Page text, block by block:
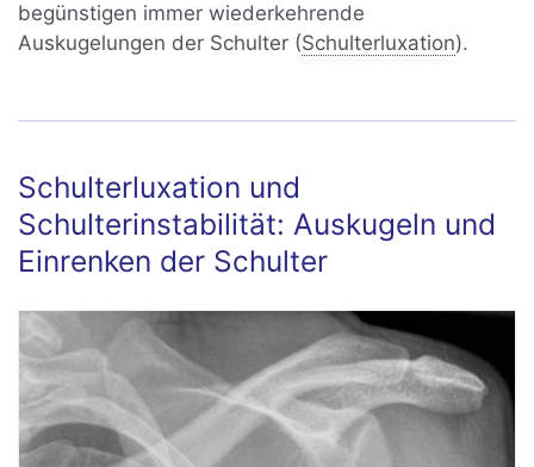
begünstigen immer wiederkehrende
Auskugelungen der Schulter (Schulterluxation).
Schulterluxation und
Schulterinstabilität: Auskugeln und
Einrenken der Schulter